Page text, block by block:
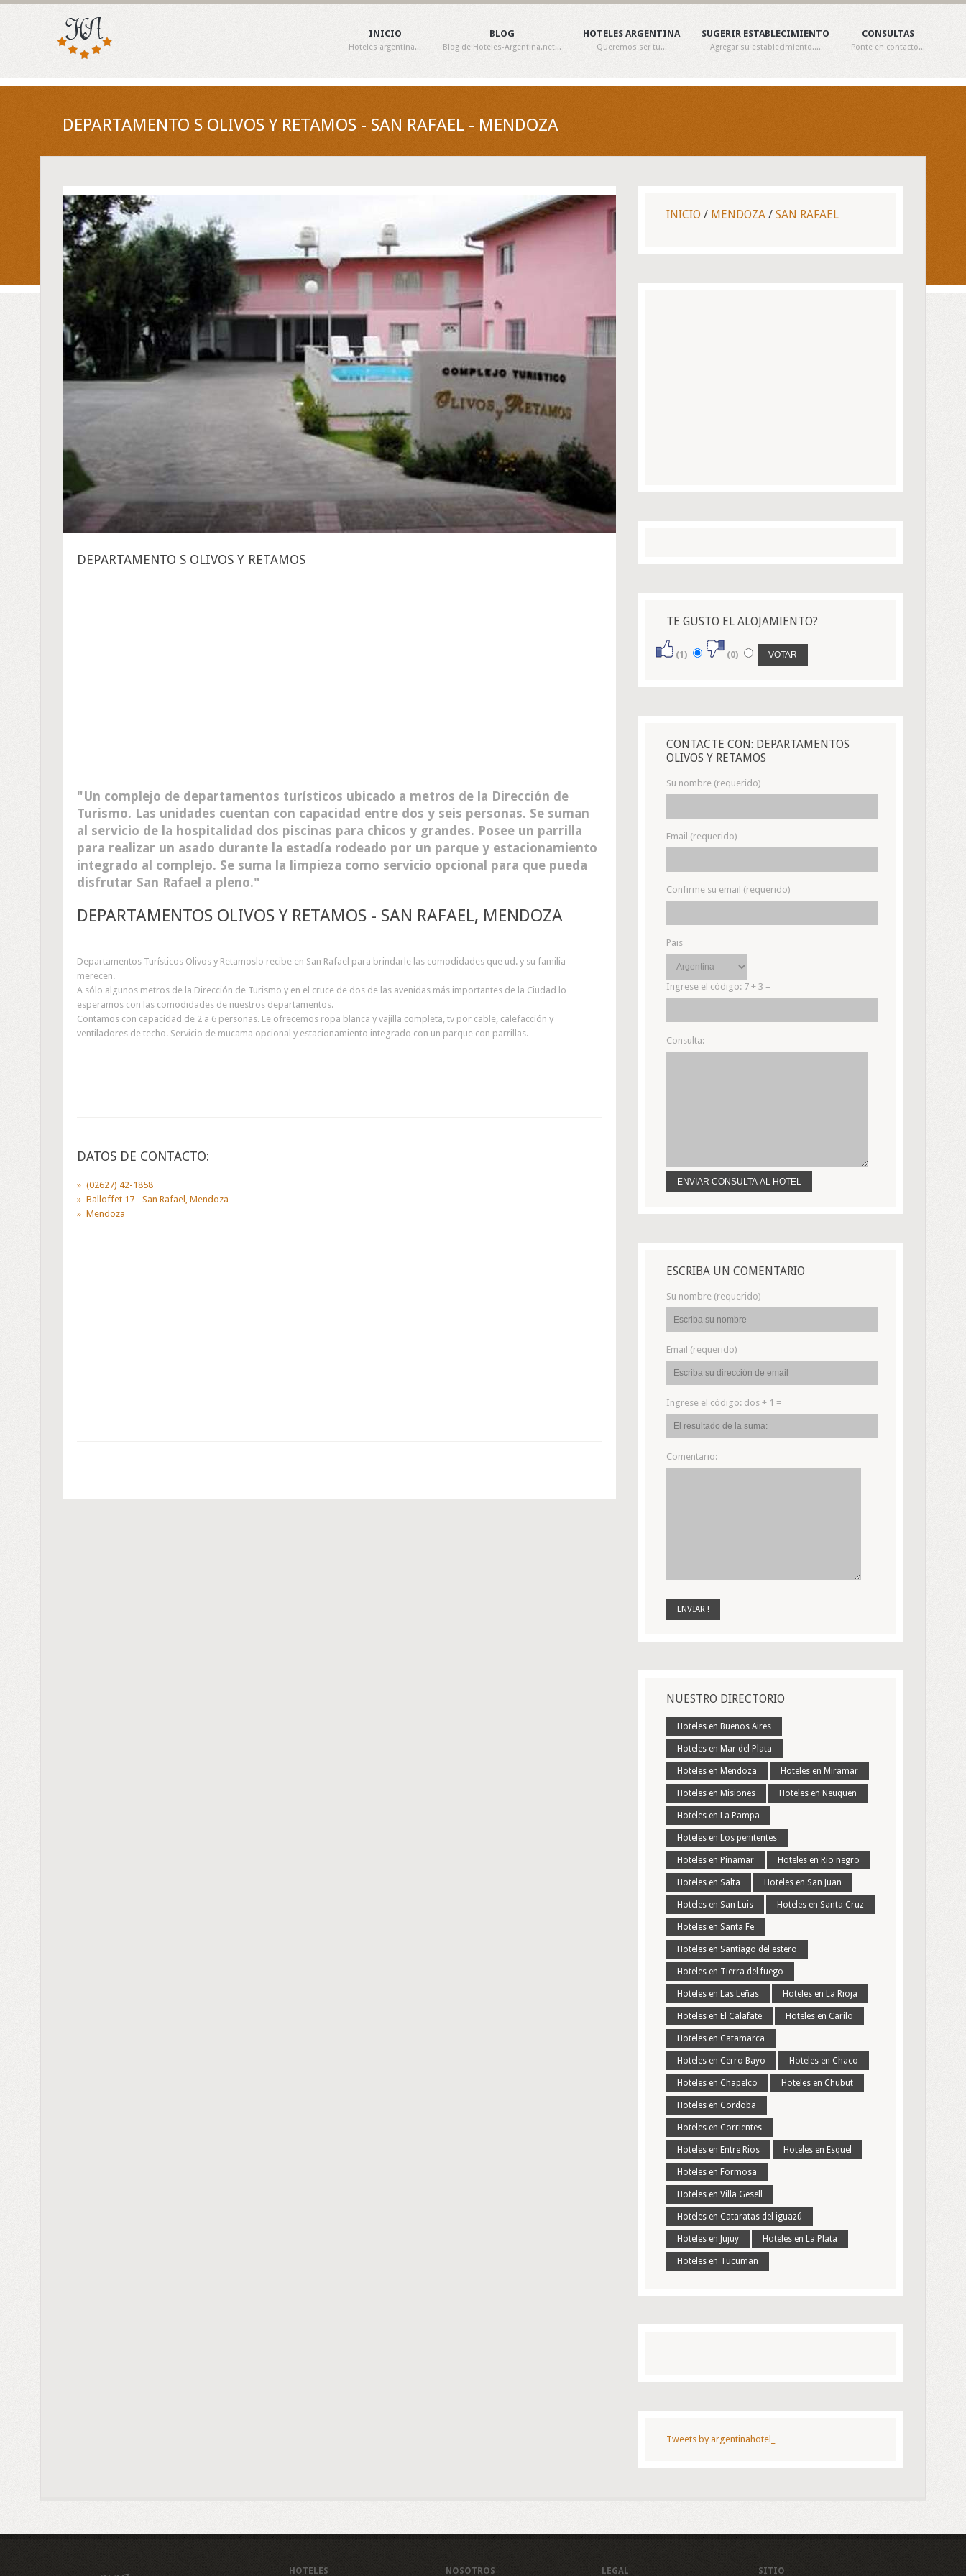
INICIO
Hoteles argentina...
BLOG
Blog de Hoteles-Argentina.net...
HOTELES ARGENTINA
Queremos ser tu...
SUGERIR ESTABLECIMIENTO
Agregar su establecimiento....
CONSULTAS
Ponte en contacto...
DEPARTAMENTO S OLIVOS Y RETAMOS - SAN RAFAEL - MENDOZA
DEPARTAMENTO S OLIVOS Y RETAMOS
Un complejo de departamentos turísticos ubicado a metros de la Dirección de
Turismo. Las unidades cuentan con capacidad entre dos y seis personas. Se suman
al servicio de la hospitalidad dos piscinas para chicos y grandes. Posee un parrilla
para realizar un asado durante la estadía rodeado por un parque y estacionamiento
integrado al complejo. Se suma la limpieza como servicio opcional para que pueda
disfrutar San Rafael a pleno.
DEPARTAMENTOS OLIVOS Y RETAMOS - SAN RAFAEL, MENDOZA
Departamentos Turísticos Olivos y Retamoslo recibe en San Rafael para brindarle las comodidades que ud. y su familia
merecen.
A sólo algunos metros de la Dirección de Turismo y en el cruce de dos de las avenidas más importantes de la Ciudad lo
esperamos con las comodidades de nuestros departamentos.
Contamos con capacidad de 2 a 6 personas. Le ofrecemos ropa blanca y vajilla completa, tv por cable, calefacción y
ventiladores de techo. Servicio de mucama opcional y estacionamiento integrado con un parque con parrillas.
DATOS DE CONTACTO:
(02627) 42-1858
Balloffet 17 - San Rafael, Mendoza
Mendoza
INICIO / MENDOZA / SAN RAFAEL
TE GUSTO EL ALOJAMIENTO?
(1) (0)
CONTACTE CON: DEPARTAMENTOS
OLIVOS Y RETAMOS
Su nombre (requerido)
Email (requerido)
Confirme su email (requerido)
Pais
Ingrese el código: 7 + 3 =
Consulta:
ESCRIBA UN COMENTARIO
Su nombre (requerido)
Email (requerido)
Ingrese el código: dos + 1 =
Comentario:
NUESTRO DIRECTORIO
Hoteles en Buenos Aires
Hoteles en Mar del Plata
Hoteles en Mendoza Hoteles en Miramar
Hoteles en Misiones Hoteles en Neuquen
Hoteles en La Pampa
Hoteles en Los penitentes
Hoteles en Pinamar Hoteles en Rio negro
Hoteles en Salta Hoteles en San Juan
Hoteles en San Luis Hoteles en Santa Cruz
Hoteles en Santa Fe
Hoteles en Santiago del estero
Hoteles en Tierra del fuego
Hoteles en Las Leñas Hoteles en La Rioja
Hoteles en El Calafate Hoteles en Carilo
Hoteles en Catamarca
Hoteles en Cerro Bayo Hoteles en Chaco
Hoteles en Chapelco Hoteles en Chubut
Hoteles en Cordoba
Hoteles en Corrientes
Hoteles en Entre Rios Hoteles en Esquel
Hoteles en Formosa
Hoteles en Villa Gesell
Hoteles en Cataratas del iguazú
Hoteles en Jujuy Hoteles en La Plata
Hoteles en Tucuman
Tweets by argentinahotel_
HOTELES NOSOTROS LEGAL SITIO